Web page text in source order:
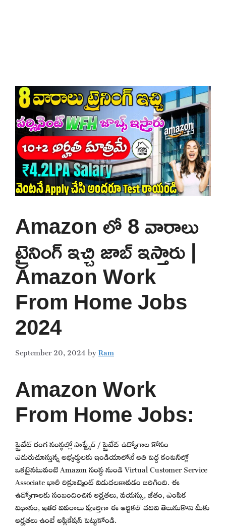
Amazon లో 8 వారాలు
ట్రైనింగ్ ఇచ్చి జాబ్ ఇస్తారు |
Amazon Work
From Home Jobs
2024
September 20, 2024byRam
Amazon Work
From Home Jobs:
ప్రైవేట్ రంగ సంస్థల్లో సాఫ్ట్వేర్ / ప్రైవేట్ ఉద్యోగాల కోసం
ఎదురుచూస్తున్న అభ్యర్థులకు ఇండియాలోనే అతి పెద్ద కంపెనీల్లో
ఒకటైనటువంటి Amazon సంస్థ నుండి Virtual Customer Service
Associate భారీ రిక్రూట్మెంట్ విడుదలకావడం జరిగింది. ఈ
ఉద్యోగాలకు సంబందించిన అర్హతలు, వయస్సు, జీతం, ఎంపిక
విధానం, ఇతర వివరాలు పూర్తిగా ఈ ఆర్టికల్ చదివి తెలుసుకొని మీకు
అర్హతలు ఉంటే అప్లికేషన్ పెట్టుకోండి.